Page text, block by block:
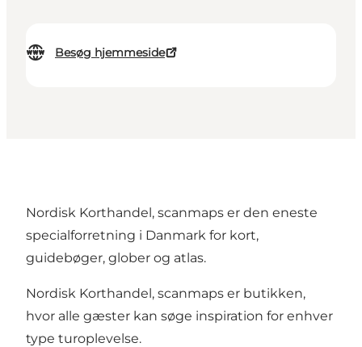
Besøg hjemmeside
Nordisk Korthandel, scanmaps er den eneste
specialforretning i Danmark for kort,
guidebøger, glober og atlas.
Nordisk Korthandel, scanmaps er butikken,
hvor alle gæster kan søge inspiration for enhver
type turoplevelse.